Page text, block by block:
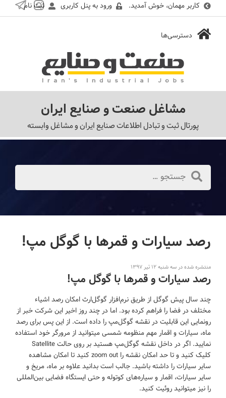
کاربر مهمان، خوش آمدید. ورود به پنل کاربری ثبت نام
مشاغل صنعت و صنایع ایران
پورتال ثبت و تبادل اطلاعات صنایع ایران و مشاغل وابسته
رصد سیارات و قمرها با گوگل مپ!
منتشره شده در سه شنبه ۱۲ تیر ۱۳۹۷
رصد سیارات و قمرها با گوگل مپ!
چند سال پیش گوگل از طریق نرم‌افزار گوگل‌ارث امکان رصد اشیاء
مختلف در فضا را فراهم کرده بود. اما در چند روز اخیر این شرکت خبر از
رونمایی این قابلیت در نقشه گوگل‌مپ را داده است. از این پس برای رصد
ماه، سیارات و اقمار مهم منظومه شمسی میتوانید از مرورگر خود استفاده
نمایید. اگر در داخل نقشه گوگل‌مپ هستید بر روی حالت Satellite
کلیک کنید و تا حد امکان نقشه را zoom out کنید تا امکان مشاهده
سایر سیارات را داشته باشید. جالب است بدانید علاوه بر ماه، مریخ و
سایر سیارات، اقمار و سیاره‌های کوتوله و حتی ایستگاه فضایی بین‌المللی
را نیز میتوانید روئیت کنید.